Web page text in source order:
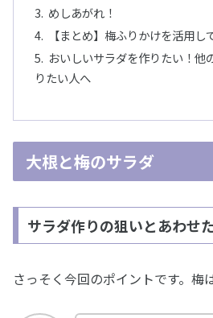
めしあがれ！
【まとめ】梅ふりかけを活用し
おいしいサラダを作りたい！他
りたい人へ
大根と梅のサラダ
サラダ作りの狙いとあわせ
さっそく今回のポイントです。梅